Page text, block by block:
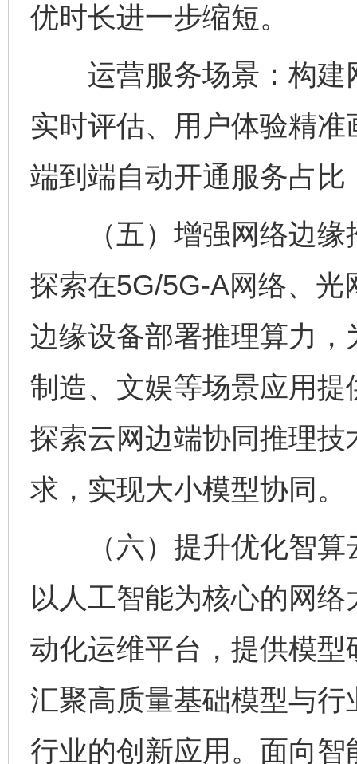
优时长进一步缩短。
运营服务场景：构建
实时评估、用户体验精
端到端自动开通服务占
（五）增强网络边缘
探索在5G/5G-A网络、
边缘设备部署推理算力
制造、文娱等场景应用
探索云网边端协同推理
求，实现大小模型协同。
（六）提升优化智算
以人工智能为核心的网
动化运维平台，提供模
汇聚高质量基础模型与
行业的创新应用。面向